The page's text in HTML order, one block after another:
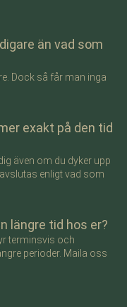
än vad som
Dock så får man inga
exakt på den tid
även om du dyker upp
enligt vad som
längre tid hos er?
terminsvis och
perioder. Maila oss